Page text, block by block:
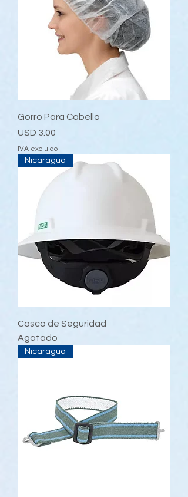
Gorro Para Cabello
Precio
USD 3.00
IVA excluido
Nicaragua
Casco de Seguridad
Agotado
Nicaragua